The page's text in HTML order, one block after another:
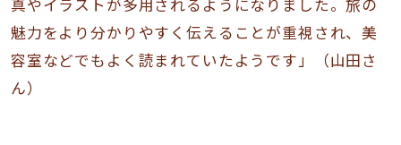
魅力をより分かりやすく伝えることが重視され、美
容室などでもよく読まれていたようです」（山田さ
ん）